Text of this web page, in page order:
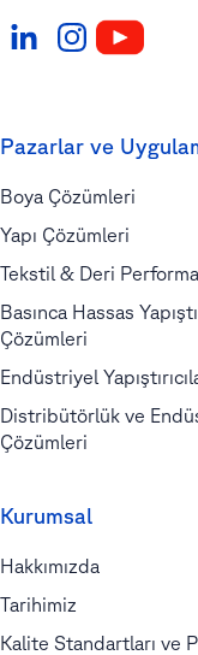
Pazarlar ve
Boya Çözümleri
Yapı Çözümleri
Tekstil & Deri
Basınca Hassas
Çözümleri
Endüstriyel
Distribütörlük ve
Çözümleri
Kurumsal
Hakkımızda
Tarihimiz
Kalite Standartları ve